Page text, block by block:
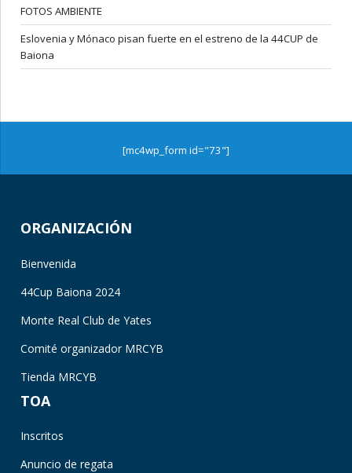
FOTOS AMBIENTE
Eslovenia y Mónaco pisan fuerte en el estreno de la 44CUP de
Baiona
[mc4wp_form id="73"]
ORGANIZACIÓN
Bienvenida
44Cup Baiona 2024
Monte Real Club de Yates
Comité organizador MRCYB
Tienda MRCYB
TOA
Inscritos
Anuncio de regata